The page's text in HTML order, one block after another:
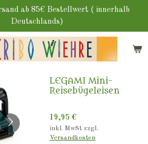
ab 85€ Bestellwert ( innerhalb
Deutschlands)
LEGAMI Mini-
Reisebügeleisen
19,95 €
inkl. MwSt zzgl.
Versandkosten